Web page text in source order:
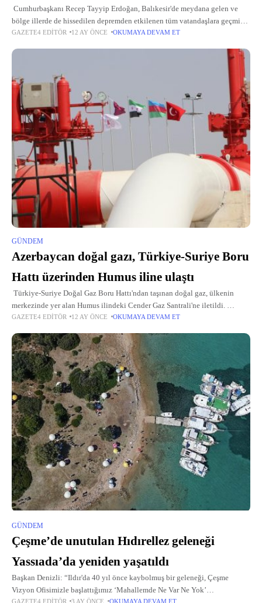
Cumhurbaşkanı Recep Tayyip Erdoğan, Balıkesir'de meydana gelen ve
bölge illerde de hissedilen depremden etkilenen tüm vatandaşlara geçmiş
olsun dilekleri iletti. Cumhurbaşkanı Erdoğan, sosyal medya hesabından
GAZETE4 EDITÖR 12 AY ÖNCE OKUMAYA DEVAM ET
GÜNDEM
Azerbaycan doğal gazı, Türkiye-Suriye Boru
Hattı üzerinden Humus iline ulaştı
Türkiye-Suriye Doğal Gaz Boru Hattı'ndan taşınan doğal gaz, ülkenin
merkezinde yer alan Humus ilindeki Cender Gaz Santrali'ne iletildi.
Bundan sonraki aşamada gaz, Cender İstasyonu'ndan başkent Şam
GAZETE4 EDITÖR 12 AY ÖNCE OKUMAYA DEVAM ET
GÜNDEM
Çeşme’de unutulan Hıdırellez geleneği
Yassıada’da yeniden yaşatıldı
Başkan Denizli: “Ildır'da 40 yıl önce kaybolmuş bir geleneği, Çeşme
Vizyon Ofisimizle başlattığımız ‘Mahallemde Ne Var Ne Yok’
GAZETE4 EDITÖR 3 AY ÖNCE OKUMAYA DEVAM ET